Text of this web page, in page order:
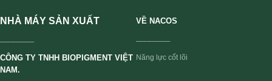
NHÀ MÁY SẢN XUẤT
CÔNG TY TNHH BIOPIGMENT VIỆT
NAM.
VỀ NACOS
Năng lực cốt lõi